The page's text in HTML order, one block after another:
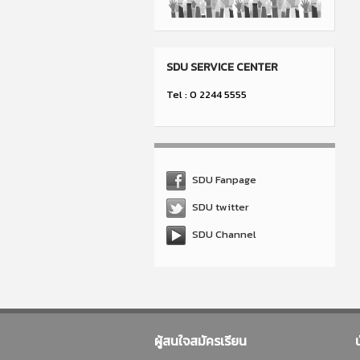
SDU SERVICE CENTER
Tel : 0 2244 5555
SDU Fanpage
SDU twitter
SDU Channel
ผู้สนใจสมัครเรียน